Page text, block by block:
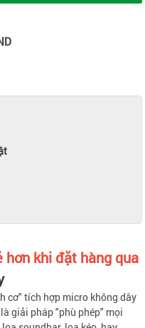
hơn khi đặt hàng qua
cơ" tích hợp micro không dây
giải pháp "phù phép" mọi